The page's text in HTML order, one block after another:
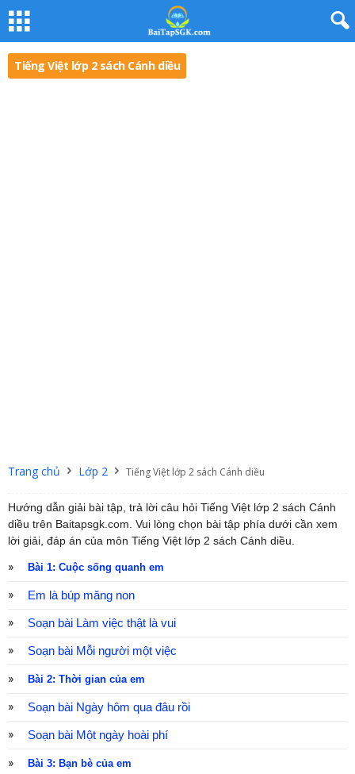
Tiếng Việt lớp 2 sách Cánh diều
Trang chủ Lớp 2 Tiếng Việt lớp 2 sách Cánh diều
Hướng dẫn giải bài tập, trả lời câu hỏi Tiếng Việt lớp 2 sách Cánh
diều trên Baitapsgk.com. Vui lòng chọn bài tập phía dưới cần xem
lời giải, đáp án của môn Tiếng Việt lớp 2 sách Cánh diều.
Bài 1: Cuộc sống quanh em
Em là búp măng non
Soạn bài Làm việc thật là vui
Soạn bài Mỗi người một việc
Bài 2: Thời gian của em
Soạn bài Ngày hôm qua đâu rồi
Soạn bài Một ngày hoài phí
Bài 3: Bạn bè của em